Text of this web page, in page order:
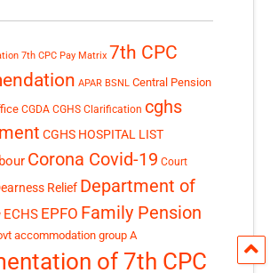
7th CPC Pay Matrix 7th CPC
APAR BSNL Central Pension
CGDA CGHS Clarification cghs
CGHS HOSPITAL LIST
Corona Covid-19 Court
Relief Department of
ECHS EPFO Family Pension
accommodation group A
of 7th CPC